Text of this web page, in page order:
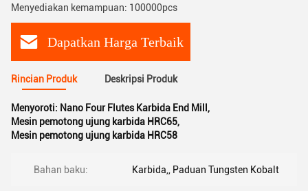
Menyediakan kemampuan: 100000pcs
Dapatkan Harga Terbaik
Rincian Produk Deskripsi Produk
Menyoroti: Nano Four Flutes Karbida End Mill ,
Mesin pemotong ujung karbida HRC65,
Mesin pemotong ujung karbida HRC58
Bahan baku: Karbida,, Paduan Tungsten Kobalt